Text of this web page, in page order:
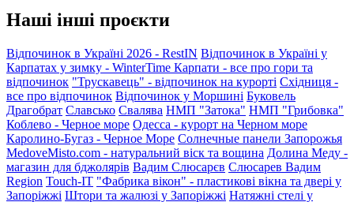
Наші інші проєкти
Відпочинок в Україні 2026 - RestIN Відпочинок в Україні у
Карпатах у зимку - WinterTime Карпати - все про гори та
відпочинок "Трускавець" - відпочинок на курорті Східниця -
все про відпочинок Відпочинок у Моршині Буковель
Драгобрат Славсько Свалява НМП "Затока" НМП "Грибовка"
Коблево - Черное море Одесса - курорт на Черном море
Каролино-Бугаз - Черное Море Солнечные панели Запорожья
MedoveMisto.com - натуральний віск та вощина Долина Меду -
магазин для бджолярів Вадим Слюсарєв Слюсарев Вадим
Region Touch-IT "Фабрика вікон" - пластикові вікна та двері у
Запоріжжі Штори та жалюзі у Запоріжжі Натяжні стелі у